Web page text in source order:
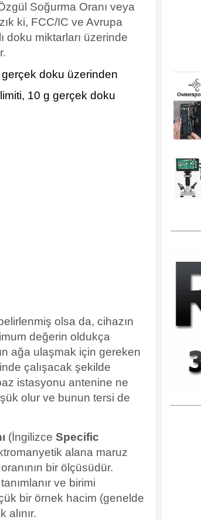
Soğurma Oranı veya
ki, FCC/IC ve Avrupa
doku miktarları üzerinde
doku üzerinden
10 g gerçek doku
olsa da, cihazın
değerin oldukça
ağa ulaşmak için gereken
çalışacak şekilde
istasyonu antenine ne
olur ve bunun tersi de
(İngilizce Specific
alana maruz
bir ölçüsüdür.
ve birimi
bir örnek hacim (genelde